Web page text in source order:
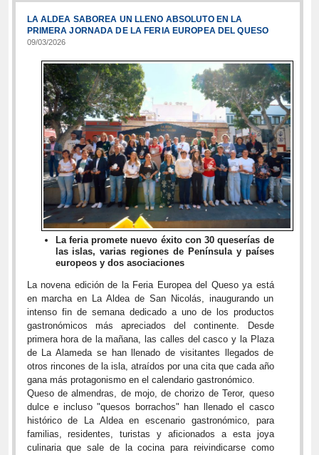
LA ALDEA SABOREA UN LLENO ABSOLUTO EN LA
PRIMERA JORNADA DE LA FERIA EUROPEA DEL QUESO
09/03/2026
La feria promete nuevo éxito con 30 queserías de
las islas, varias regiones de Península y países
europeos y dos asociaciones
La novena edición de la Feria Europea del Queso ya está
en marcha en La Aldea de San Nicolás, inaugurando un
intenso fin de semana dedicado a uno de los productos
gastronómicos más apreciados del continente. Desde
primera hora de la mañana, las calles del casco y la Plaza
de La Alameda se han llenado de visitantes llegados de
otros rincones de la isla, atraídos por una cita que cada año
gana más protagonismo en el calendario gastronómico.
Queso de almendras, de mojo, de chorizo de Teror, queso
dulce e incluso "quesos borrachos" han llenado el casco
histórico de La Aldea en escenario gastronómico, para
familias, residentes, turistas y aficionados a esta joya
culinaria que sale de la cocina para reivindicarse como